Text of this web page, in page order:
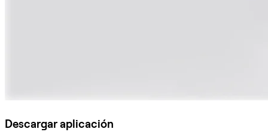
Descargar aplicación